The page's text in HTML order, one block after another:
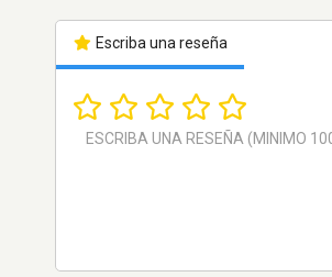
Escriba una reseña